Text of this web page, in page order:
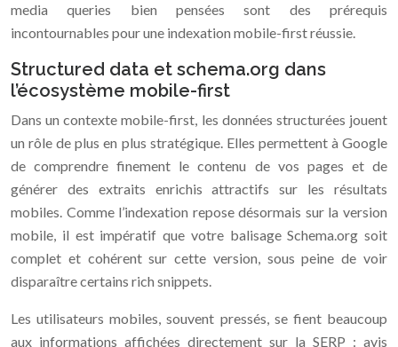
media queries bien pensées sont des prérequis
incontournables pour une indexation mobile-first réussie.
Structured data et schema.org dans
l’écosystème mobile-first
Dans un contexte mobile-first, les données structurées jouent
un rôle de plus en plus stratégique. Elles permettent à Google
de comprendre finement le contenu de vos pages et de
générer des extraits enrichis attractifs sur les résultats
mobiles. Comme l’indexation repose désormais sur la version
mobile, il est impératif que votre balisage Schema.org soit
complet et cohérent sur cette version, sous peine de voir
disparaître certains rich snippets.
Les utilisateurs mobiles, souvent pressés, se fient beaucoup
aux informations affichées directement sur la SERP : avis